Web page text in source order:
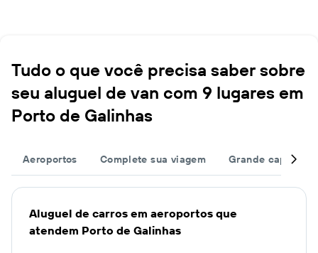
Tudo o que você precisa saber sobre
seu aluguel de van com 9 lugares em
Porto de Galinhas
Aeroportos Complete sua viagem Grande
Aluguel de carros em aeroportos que
atendem Porto de Galinhas